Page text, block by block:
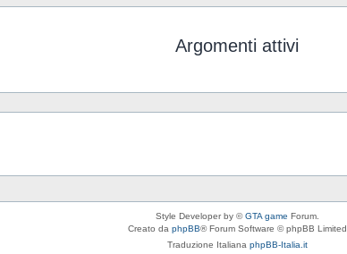
Argomenti attivi
Style Developer by ©GTA game Forum.
Creato da phpBB® Forum Software © phpBB Limited
Traduzione Italiana phpBB-Italia.it